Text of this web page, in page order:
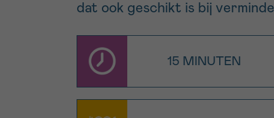
dat ook geschikt is bij
15 MINUTEN